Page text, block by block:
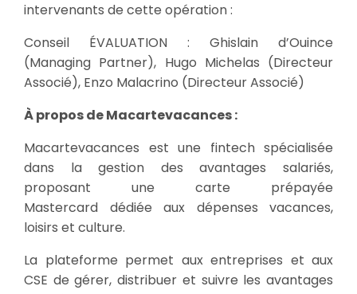
intervenants de cette opération :
Conseil ÉVALUATION : Ghislain d’Ouince
(Managing Partner), Hugo Michelas (Directeur
Associé), Enzo Malacrino (Directeur Associé)
À propos de Macartevacances :
Macartevacances est une fintech spécialisée
dans la gestion des avantages salariés,
proposant une carte prépayée
Mastercard dédiée aux dépenses vacances,
loisirs et culture.
La plateforme permet aux entreprises et aux
CSE de gérer, distribuer et suivre les avantages